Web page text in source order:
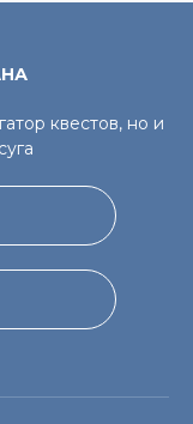
квестов, но и